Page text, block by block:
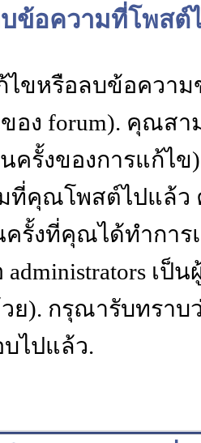
ข้อความที่โพสต์
ขหรือลบข้อความ
ของ forum). คุณส
ครั้งของการแก้ไ
คุณโพสต์ไปแล้ว
รั้งที่คุณได้ทำการ
administrators เ
ย). กรุณารับทรา
ไปแล้ว.